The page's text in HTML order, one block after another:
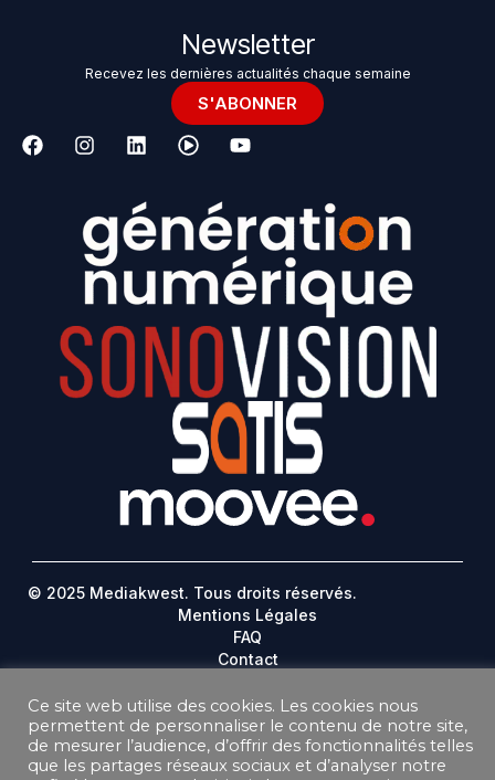
Newsletter
Recevez les dernières actualités chaque semaine
S'ABONNER
© 2025 Mediakwest. Tous droits réservés.
Mentions Légales
FAQ
Contact
DONNEES PERSONNELLES
CONDITIONS GÉNÉRALES DE VENTE ABONNEMENT
CONDITIONS GÉNÉRALES D’UTILISATION
Ce site web utilise des cookies. Les cookies nous
permettent de personnaliser le contenu de notre site,
de mesurer l’audience, d’offrir des fonctionnalités telles
que les partages réseaux sociaux et d’analyser notre